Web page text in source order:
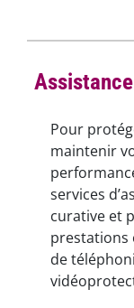
Pour
maintenir
services
curative et
prestations
de